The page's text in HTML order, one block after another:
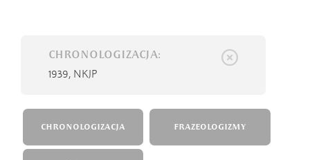
CHRONOLOGIZACJA:
1939, NKJP
CHRONOLOGIZACJA FRAZEOLOGIZMY